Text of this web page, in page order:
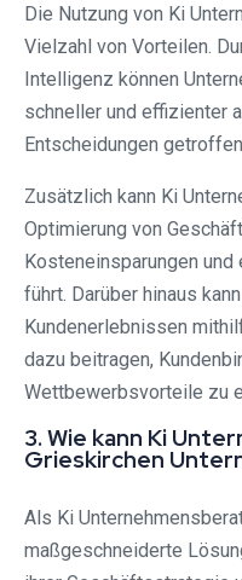
Die Nutzung von Ki
Vielzahl von Vorteilen.
Intelligenz können
schneller und effizienter
Entscheidungen
Zusätzlich kann Ki
Optimierung von
Kosteneinsparungen
führt. Darüber hinaus
Kundenerlebnissen
dazu beitragen,
Wettbewerbsvorteile zu
3. Wie kann Ki
Grieskirchen
Als Ki
maßgeschneiderte